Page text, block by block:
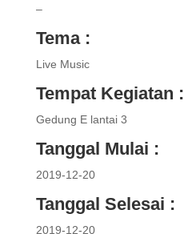
–
Tema :
Live Music
Tempat Kegiatan :
Gedung E lantai 3
Tanggal Mulai :
2019-12-20
Tanggal Selesai :
2019-12-20